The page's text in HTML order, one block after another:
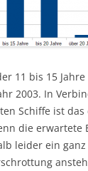
11 bis 15
2003. In
Schiffe ist
die erwartete
leider ein